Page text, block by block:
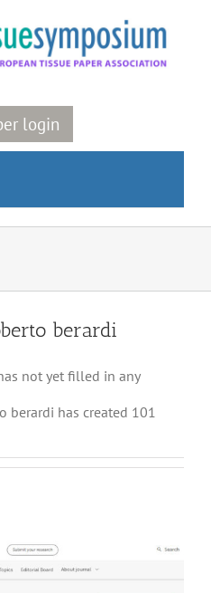
login
berardi
not yet filled in any
berardi has created 101